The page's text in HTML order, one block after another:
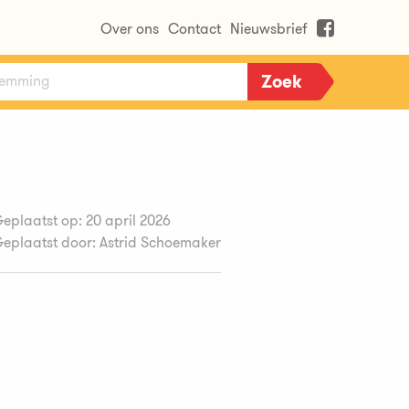
Over ons Contact Nieuwsbrief
op: 20 april 2026
door: Astrid Schoemaker